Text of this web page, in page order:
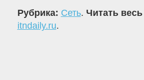
Рубрика: Сеть. Читать весь
itndaily.ru.